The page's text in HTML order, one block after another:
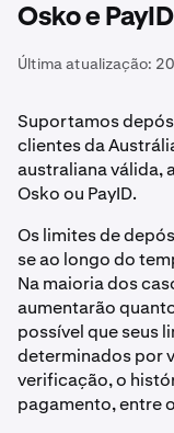
Osko e PayID
Última atualização:
Suportamos
clientes da
australiana válida,
Osko ou PayID.
Os limites de
se ao longo do
Na maioria dos
aumentarão
possível que seus
determinados por
verificação, o
pagamento, entre